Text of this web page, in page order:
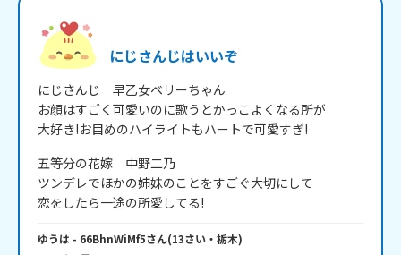
にじさんじはいいぞ
にじさんじ　早乙女ベリーちゃん
お顔はすごく可愛いのに歌うとかっこよくなる所が
大好き!お目めのハイライトもハートで可愛すぎ!
五等分の花嫁　中野二乃
ツンデレでほかの姉妹のことをすごぐ大切にして
恋をしたら一途の所愛してる!
ゆうは - 66BhnWiMf5さん(13さい・ 栃木)